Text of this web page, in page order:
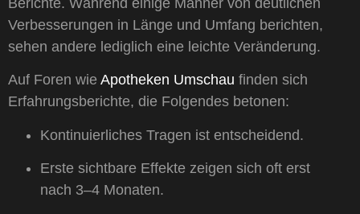
Berichte. Während einige Männer von deutlichen
Verbesserungen in Länge und Umfang berichten,
sehen andere lediglich eine leichte Veränderung.
Auf Foren wie Apotheken Umschau finden sich
Erfahrungsberichte, die Folgendes betonen:
Kontinuierliches Tragen ist entscheidend.
Erste sichtbare Effekte zeigen sich oft erst
nach 3–4 Monaten.